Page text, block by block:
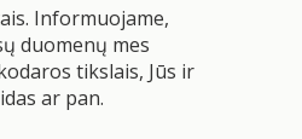
Informuojame,
duomenų mes
tikslais, Jūs ir
ar pan.